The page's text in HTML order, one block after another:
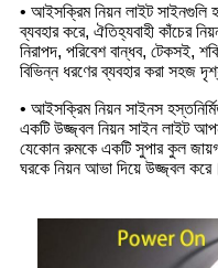
• আইসক্রিম নিয়ন লাইট সাইনগুলি
ব্যবহার করে, ঐতিহ্যবাহী কাঁচের
নিরাপদ, পরিবেশ বান্ধব, টেকসই,
বিভিন্ন ধরণের ব্যবহার করা সহজ
• আইসক্রিম নিয়ন সাইনস
একটি উজ্জ্বল নিয়ন সাইন লাইট
যেকোন রুমকে একটি সুপার কুল
ঘরকে নিয়ন আভা দিয়ে উজ্জ্বল করে।